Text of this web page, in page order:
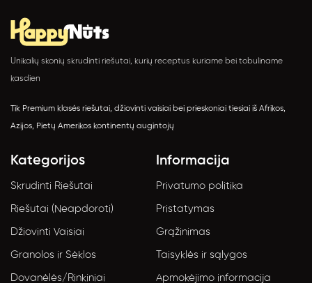
Unikalių skonių skrudinti riešutai, kurių receptus kuriame bei tobuliname
kasdien
Tik Premium klasės riešutai, džiovinti vaisiai bei prieskoniai tiesiai iš Afrikos,
Azijos, Pietų Amerikos kontinentų augintojų
Kategorijos
Skrudinti Riešutai
Riešutai (Neapdoroti)
Džiovinti Vaisiai
Granolos ir Sėklos
Dovanėlės/Rinkiniai
Informacija
Privatumo politika
Pristatymas
Grąžinimas
Taisyklės ir sąlygos
Apmokėjimo informacija